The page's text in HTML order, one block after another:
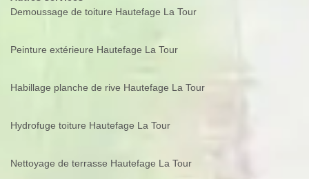
Demoussage de toiture Hautefage La Tour
Peinture extérieure Hautefage La Tour
Habillage planche de rive Hautefage La Tour
Hydrofuge toiture Hautefage La Tour
Nettoyage de terrasse Hautefage La Tour